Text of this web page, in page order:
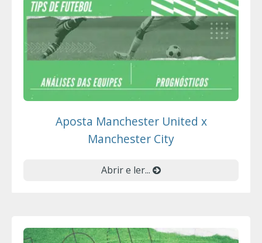
Aposta Manchester United x
Manchester City
Abrir e ler...